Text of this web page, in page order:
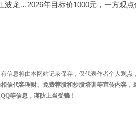
波龙…2026年目标价1000元，一方观
信息将由本网站记录保存，仅代表作者个人观
信代客理财、免费荐股和炒股培训等宣传内容
等信息，谨防上当受骗！